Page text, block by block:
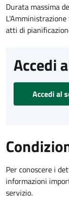
Durata massima
atti di
Accedi
Accedi al
Per conoscere i
informazioni
servizio.